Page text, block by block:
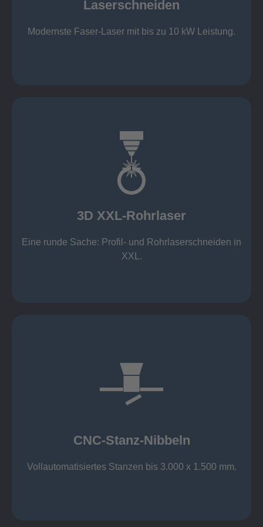
Laserschneiden
Modernste Faser-Laser mit bis zu 10 kW Leistung.
Laserschneiden
Stahl bis 12 mm oxidfrei (Schmelzschneiden)
3D XXL-Rohrlaser
Eine runde Sache: Profil- und Rohrlaserschneiden in
XXL.
3D XXL-Rohrlaser
Rechteckprofile bis 300 x 300 mm
Wandstärken:
Nichtrostende Stähle 15 mm (oxidfrei)
Aluminium 10 mm (oxidfrei)
CNC-Stanz-Nibbeln
Vollautomatisiertes Stanzen bis 3.000 x 1.500 mm.
Stahl bis 6 mm
großer Standard-Werkzeug-Park